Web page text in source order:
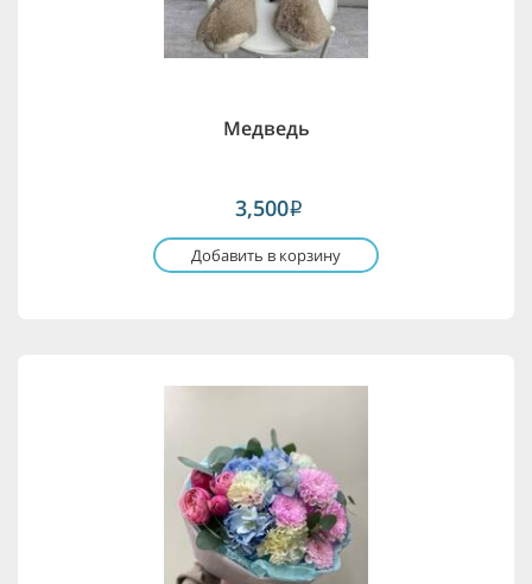
Медведь
3,500i
Добавить в корзину